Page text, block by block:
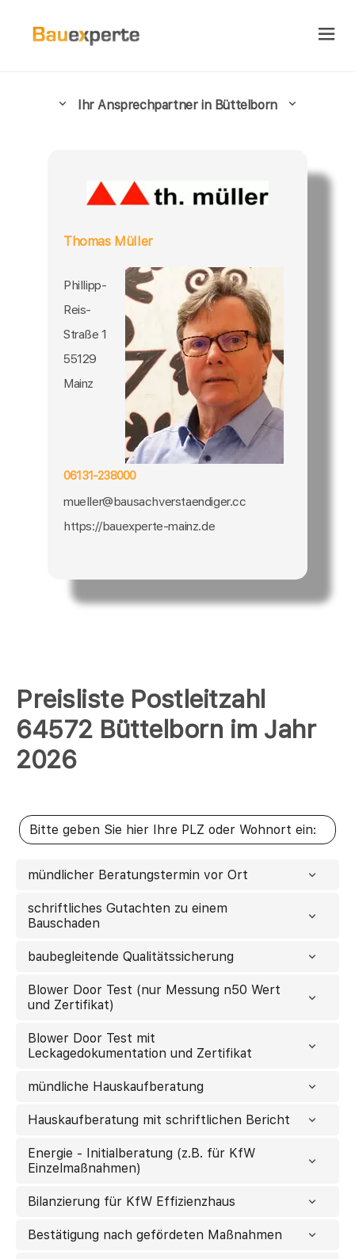
Preisliste Postleitzahl
64572 Büttelborn im Jahr
2026
mündlicher Beratungstermin vor Ort
schriftliches Gutachten zu einem
Bauschaden
baubegleitende Qualitätssicherung
Blower Door Test (nur Messung n50 Wert
und Zertifikat)
Blower Door Test mit
Leckagedokumentation und Zertifikat
mündliche Hauskaufberatung
Hauskaufberatung mit schriftlichen Bericht
Energie - Initialberatung (z.B. für KfW
Einzelmaßnahmen)
Bilanzierung für KfW Effizienzhaus
Bestätigung nach gefördeten Maßnahmen
Ihr Ansprechpartner in Büttelborn
Thomas Müller
Phillipp-
Reis-
Straße 1
55129
Mainz
06131-238000
mueller@bausachverstaendiger.cc
https://bauexperte-mainz.de